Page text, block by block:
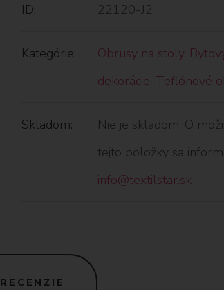
ID: 22120-J2
Kategórie: Obrusy na stoly,
dekorácie, Teflónové
Skladom:
Nie je skladom. O
tejto položky sa
info@textilstar.sk
RECENZIE